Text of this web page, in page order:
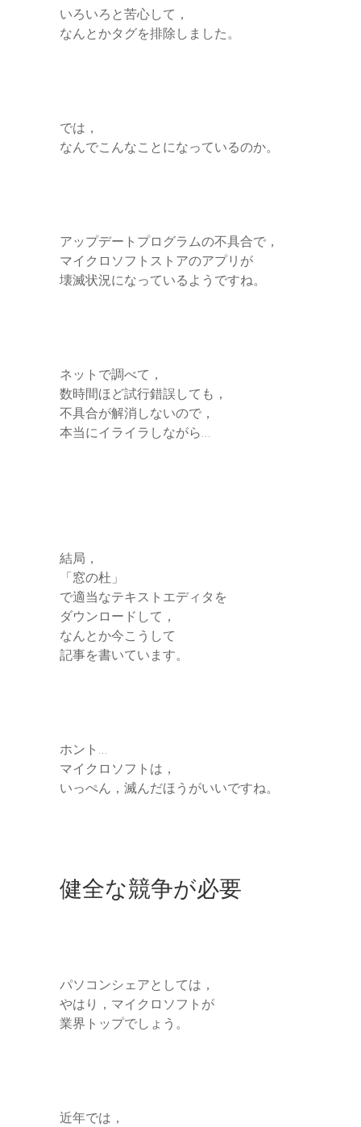
いろいろと苦心して，
なんとかタグを排除しました。
では，
なんでこんなことになっているのか。
アップデートプログラムの不具合で，
マイクロソフトストアのアプリが
壊滅状況になっているようですね。
ネットで調べて，
数時間ほど試行錯誤しても，
不具合が解消しないので，
本当にイライラしながら…
結局，
「窓の杜」
で適当なテキストエディタを
ダウンロードして，
なんとか今こうして
記事を書いています。
ホント…
マイクロソフトは，
いっぺん，滅んだほうがいいですね。
健全な競争が必要
パソコンシェアとしては，
やはり，マイクロソフトが
業界トップでしょう。
近年では，